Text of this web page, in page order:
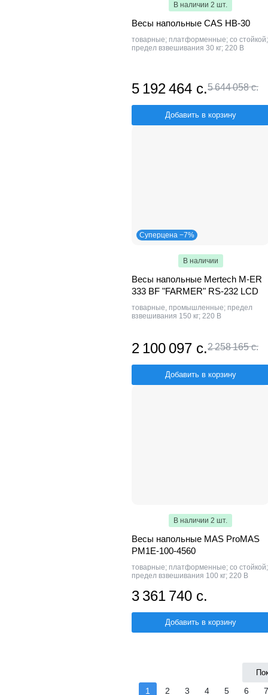
В наличии 2 шт.
Весы напольные CAS HB-30
товарные; платформенные; со стойкой;
предел взвешивания 30 кг; 220 В
5 192 464 с.5 644 058 с.
Добавить в корзину
Суперцена −7%
В наличии
Весы напольные Mertech M-ER
333 BF "FARMER" RS-232 LCD
товарные, промышленные; предел
взвешивания 150 кг; 220 В
2 100 097 с.2 258 165 с.
Добавить в корзину
В наличии 2 шт.
Весы напольные MAS ProMAS
PM1E-100-4560
товарные; платформенные; со стойкой;
предел взвешивания 100 кг; 220 В
3 361 740 с.
Добавить в корзину
1 2 3 4 5 6 7